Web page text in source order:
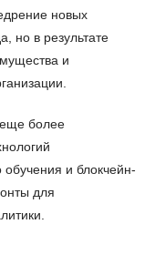
новых
но в результате
и
более
обучения и блокчейн-
для